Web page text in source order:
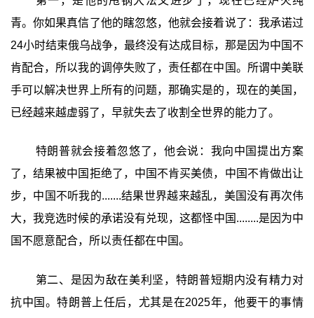
青。你如果真信了他的瞎忽悠，他就会接着说了：我承诺过
24小时结束俄乌战争，最终没有达成目标，那是因为中国不
肯配合，所以我的调停失败了，责任都在中国。所谓中美联
手可以解决世界上所有的问题，那确实是的，现在的美国，
已经越来越虚弱了，早就失去了收割全世界的能力了。
特朗普就会接着忽悠了，他会说：我向中国提出方案
了，结果被中国拒绝了，中国不肯买美债，中国不肯做出让
步，中国不听我的.......结果世界越来越乱，美国没有再次伟
大，我竞选时候的承诺没有兑现，这都怪中国........是因为中
国不愿意配合，所以责任都在中国。
第二、是因为敌在美利坚，特朗普短期内没有精力对
抗中国。特朗普上任后，尤其是在2025年，他要干的事情